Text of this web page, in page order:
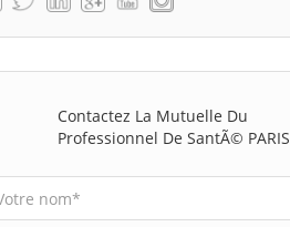
Contactez La Mutuelle Du
Professionnel De SantÃ© PARIS